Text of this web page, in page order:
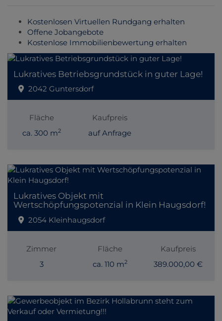
Kostenlosen Virtuellen Rundgang erhalten
Offene Jobangebote
Kostenlose Immobilienbewertung erhalten
Lukratives Betriebsgrundstück in guter Lage!
2042 Guntersdorf
Fläche
ca. 300 m2
Kaufpreis
auf Anfrage
Lukratives Objekt mit
Wertschöpfungspotenzial in Klein Haugsdorf!
2054 Kleinhaugsdorf
Zimmer
3
Fläche
ca. 110 m2
Kaufpreis
389.000,00 €